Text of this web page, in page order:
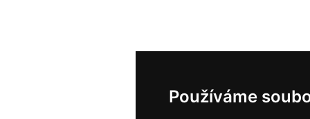
Používáme